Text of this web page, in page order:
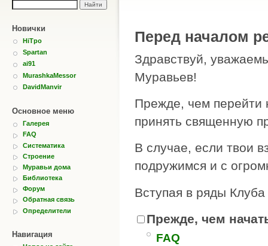
Новички
HiTpo
Spartan
ai91
MurashkaMessor
DavidManvir
Основное меню
Галерея
FAQ
Систематика
Строение
Муравьи дома
Библиотека
Форум
Обратная связь
Определители
Навигация
Перед началом
Здравствуй,
Муравьев!
Прежде, чем перейти
принять священную
В случае, если твои
подружимся и с
Вступая в ряды
Прежде, чем
FAQ